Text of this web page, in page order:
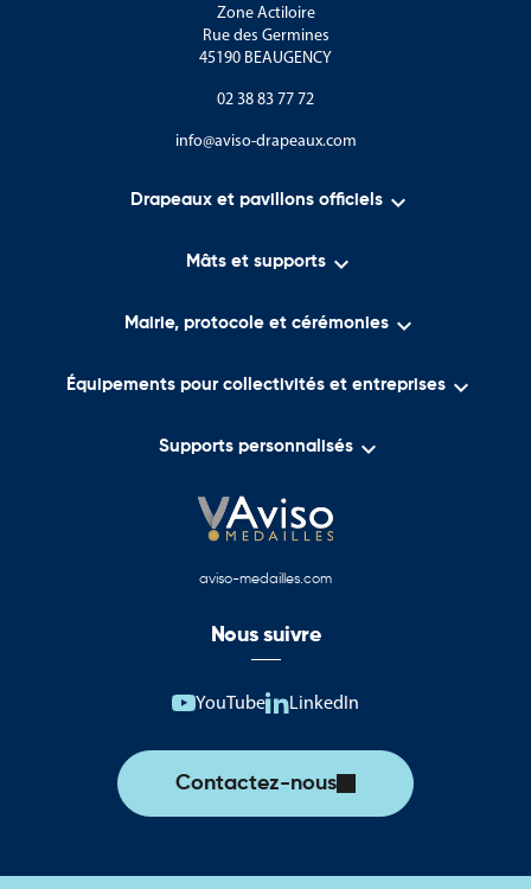
Zone Actiloire
Rue des Germines
45190 BEAUGENCY
02 38 83 77 72
info@aviso-drapeaux.com
Drapeaux et pavillons officiels 
Mâts et supports 
Mairie, protocole et cérémonies 
Équipements pour collectivités et entreprises 
Supports personnalisés 
aviso-medailles.com
Nous suivre
YouTube LinkedIn
Contactez-nous